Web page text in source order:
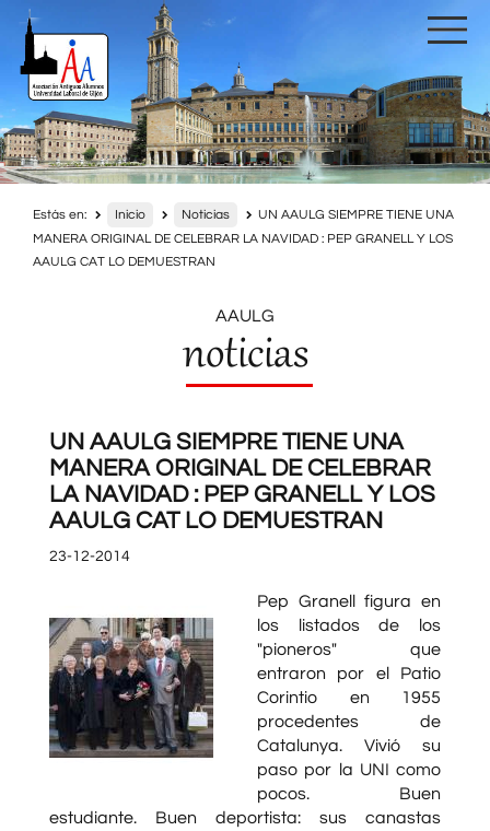
Estás en: Inicio Noticias
UN AAULG SIEMPRE TIENE UNA
MANERA ORIGINAL DE CELEBRAR LA NAVIDAD : PEP GRANELL Y LOS
AAULG CAT LO DEMUESTRAN
AAULG
noticias
UN AAULG SIEMPRE TIENE UNA
MANERA ORIGINAL DE CELEBRAR
LA NAVIDAD : PEP GRANELL Y LOS
AAULG CAT LO DEMUESTRAN
23-12-2014
Pep Granell figura en
los listados de los
"pioneros" que
entraron por el Patio
Corintio en 1955
procedentes de
Catalunya. Vivió su
paso por la UNI como
pocos. Buen
estudiante. Buen deportista: sus canastas